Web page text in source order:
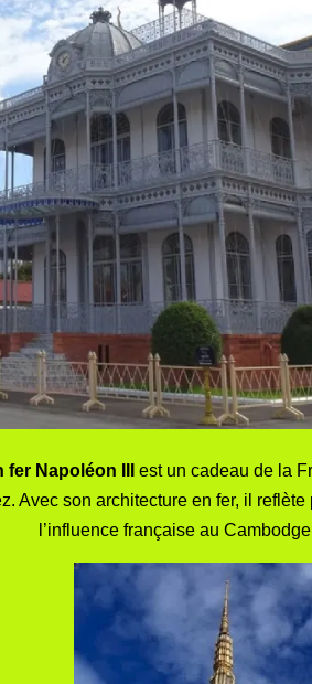
Napoléon III
est un cadeau de la
Avec son architecture en fer, il
l’influence française au